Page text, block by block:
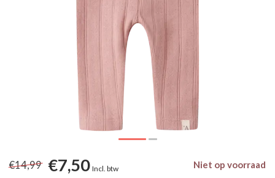
€14,99 €7,50 Incl. btw Niet op voorraad